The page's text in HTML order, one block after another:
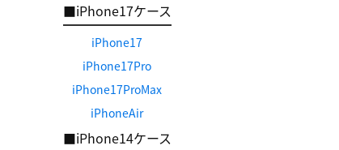
■iPhone17ケース
iPhone17
iPhone17Pro
iPhone17ProMax
iPhoneAir
■iPhone14ケース